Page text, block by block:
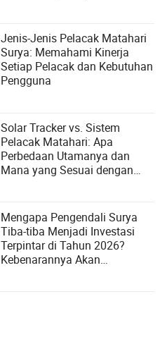
Terbarukan
Jenis-Jenis Pelacak Matahari
Surya: Memahami Kinerja
Setiap Pelacak dan Kebutuhan
Pengguna
Solar Tracker vs. Sistem
Pelacak Matahari: Apa
Perbedaan Utamanya dan
Mana yang Sesuai dengan
Mengapa Pengendali Surya
Tiba-tiba Menjadi Investasi
Terpintar di Tahun 2026?
Kebenarannya Akan